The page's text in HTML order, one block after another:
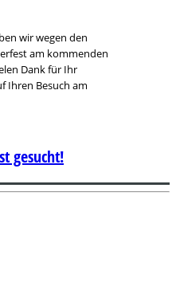
wir wegen den
am kommenden
Dank für Ihr
Ihren Besuch am
gesucht!